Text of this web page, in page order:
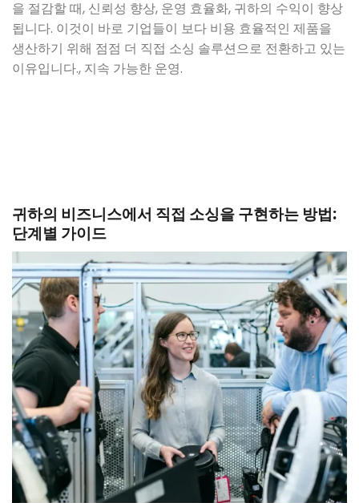
을 절감할 때, 신뢰성 향상, 운영 효율화, 귀하의 수익이 향상
됩니다. 이것이 바로 기업들이 보다 비용 효율적인 제품을
생산하기 위해 점점 더 직접 소싱 솔루션으로 전환하고 있는
이유입니다., 지속 가능한 운영.
귀하의 비즈니스에서 직접 소싱을 구현하는 방법:
단계별 가이드